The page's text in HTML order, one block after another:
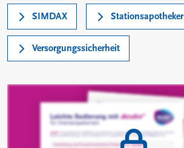
SIMDAX Stationsapotheker
Versorgungssicherheit